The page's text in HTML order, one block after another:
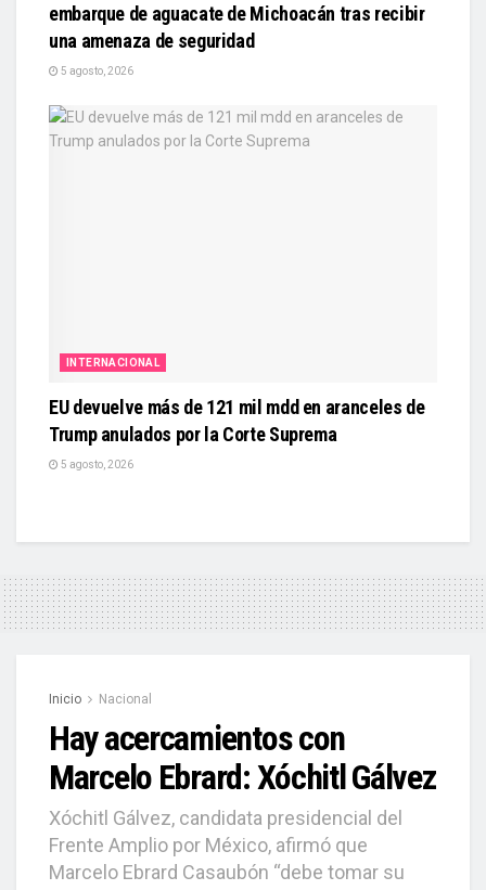
embarque de aguacate de Michoacán tras recibir
una amenaza de seguridad
5 agosto, 2026
INTERNACIONAL
EU devuelve más de 121 mil mdd en aranceles de
Trump anulados por la Corte Suprema
5 agosto, 2026
Inicio Nacional
Hay acercamientos con
Marcelo Ebrard: Xóchitl Gálvez
Xóchitl Gálvez, candidata presidencial del
Frente Amplio por México, afirmó que
Marcelo Ebrard Casaubón “debe tomar su